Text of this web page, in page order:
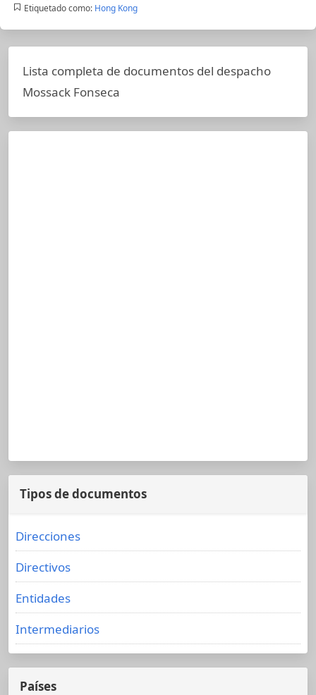
Etiquetado como: Hong Kong
Lista completa de documentos del despacho
Mossack Fonseca
Tipos de documentos
Direcciones
Directivos
Entidades
Intermediarios
Países